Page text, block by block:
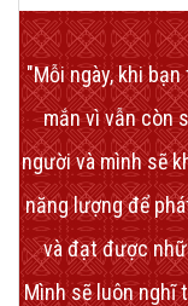
"Mỗi ngày, khi
mắn vì vẫn còn
người và mình sẽ
năng lượng để
và đạt được
Mình sẽ luôn nghĩ